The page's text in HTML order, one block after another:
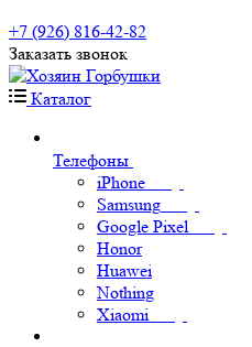
+7 (926) 816-42-82
Заказать звонок
Каталог
Телефоны
iPhone
Samsung
Google Pixel
Honor
Huawei
Nothing
Xiaomi